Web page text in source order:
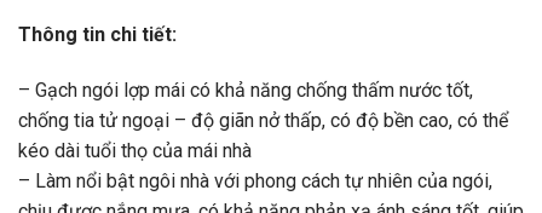
Thông tin chi tiết:
– Gạch ngói lợp mái có khả năng chống thấm nước tốt,
chống tia tử ngoại – độ giãn nở thấp, có độ bền cao, có thể
kéo dài tuổi thọ của mái nhà
– Làm nổi bật ngôi nhà với phong cách tự nhiên của ngói,